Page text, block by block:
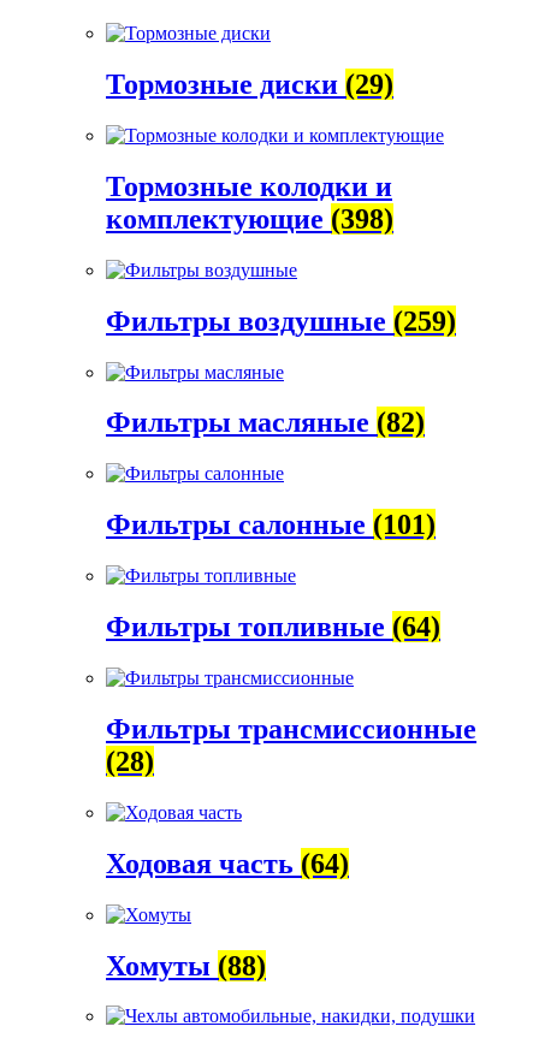
Тормозные диски (29)
Тормозные колодки и
комплектующие (398)
Фильтры воздушные (259)
Фильтры масляные (82)
Фильтры салонные (101)
Фильтры топливные (64)
Фильтры трансмиссионные
(28)
Ходовая часть (64)
Хомуты (88)